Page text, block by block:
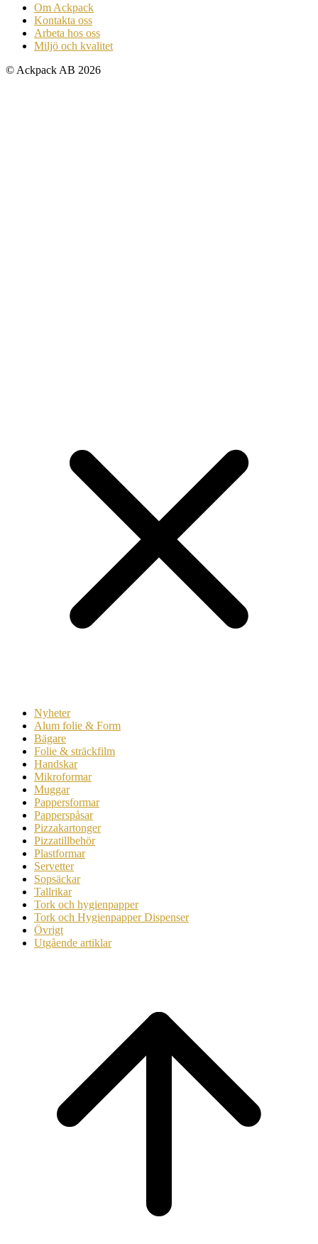
Om Ackpack
Kontakta oss
Arbeta hos oss
Miljö och kvalitet
© Ackpack AB 2026
Nyheter
Alum folie & Form
Bägare
Folie & sträckfilm
Handskar
Mikroformar
Muggar
Pappersformar
Papperspåsar
Pizzakartonger
Pizzatillbehör
Plastformar
Servetter
Sopsäckar
Tallrikar
Tork och hygienpapper
Tork och Hygienpapper Dispenser
Övrigt
Utgående artiklar